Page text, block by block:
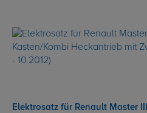
Elektrosatz für Renault Master